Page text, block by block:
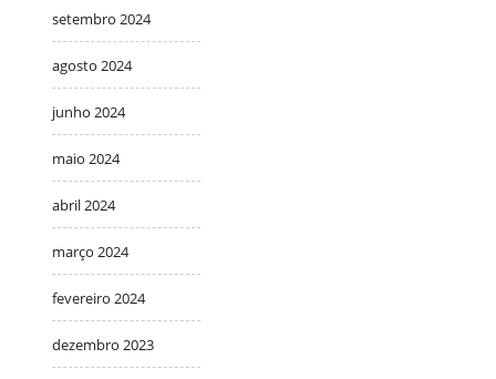
setembro 2024
agosto 2024
junho 2024
maio 2024
abril 2024
março 2024
fevereiro 2024
dezembro 2023